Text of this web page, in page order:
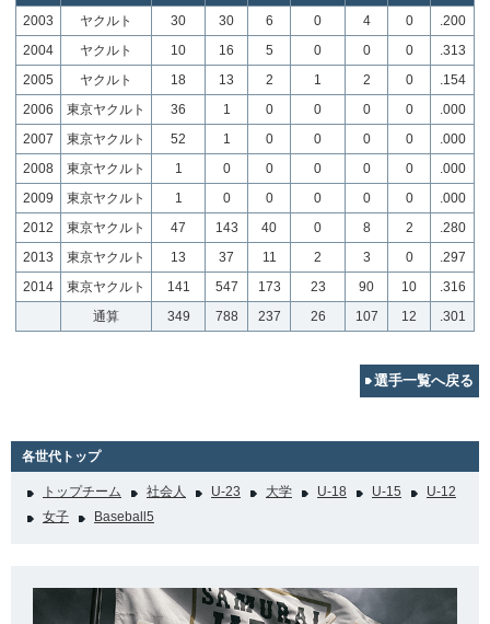
2003
ヤクルト 30 30 6 0 4 0
.200
2004
ヤクルト 10 16 5 0 0 0
.313
2005
ヤクルト 18 13 2 1 2 0
.154
2006
東京ヤクルト 36 1 0 0 0 0
.000
2007
東京ヤクルト 52 1 0 0 0 0
.000
2008
東京ヤクルト 1 0 0 0 0 0
.000
2009
東京ヤクルト 1 0 0 0 0 0
.000
2012
東京ヤクルト 47 143 40 0 8 2
.280
2013
東京ヤクルト 13 37 11 2 3 0
.297
2014
東京ヤクルト 141 547 173 23 90 10
.316
通算
349 788 237 26 107 12 .301
選手一覧へ戻る
各世代トップ
トップチーム 社会人 U-23 大学 U-18 U-15
U-12
女子
Baseball5